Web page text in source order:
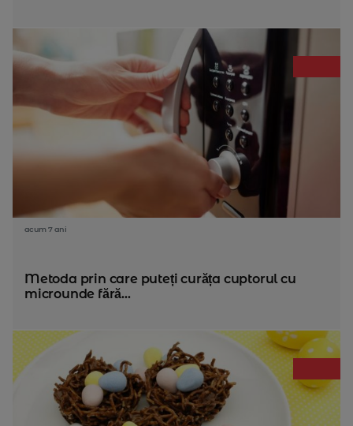
acum 7 ani
Metoda prin care puteți curăța cuptorul cu
microunde fără...